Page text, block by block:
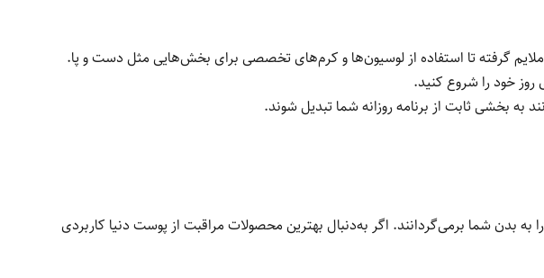
گرفته تا استفاده از لوسیون‌ها و کرم‌های تخصصی برای بخش‌هایی مثل دست و پا.
خود را شروع کنید.
به بخشی ثابت از برنامه روزانه شما تبدیل شوند.
شما برمی‌گردانند. اگر به‌دنبال بهترین محصولات مراقبت از پوست دنیا کاربردی